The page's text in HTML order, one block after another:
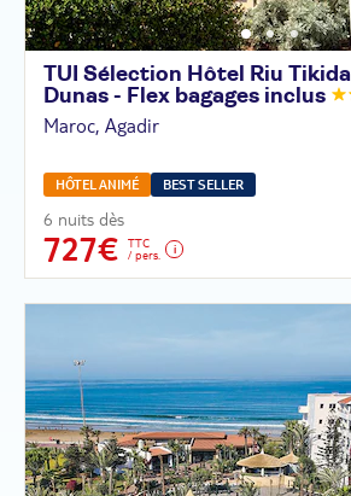
TUI Sélection Hôtel Riu Tikida
Dunas - Flex bagages inclus
Maroc, Agadir
HÔTEL ANIMÉ BEST SELLER
6 nuits dès
727€
TTC
/ pers.